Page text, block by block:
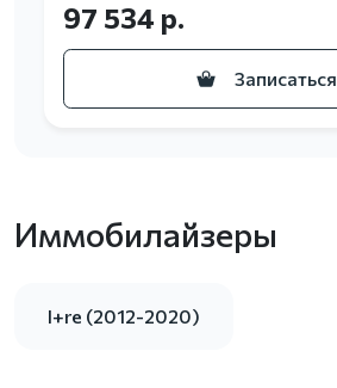
97 534 р.
Записаться
Иммобилайзеры
I+re (2012-2020)